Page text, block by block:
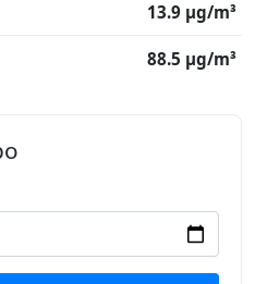
13.9 μg/m³
88.5 μg/m³